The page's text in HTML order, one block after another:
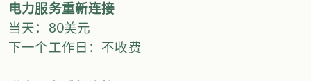
电力服务重新连接
当天：80美元
下一个工作日：不收费